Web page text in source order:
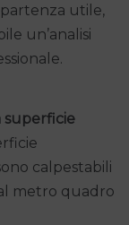
utile,
un’analisi
superficie
calpestabili
metro quadro